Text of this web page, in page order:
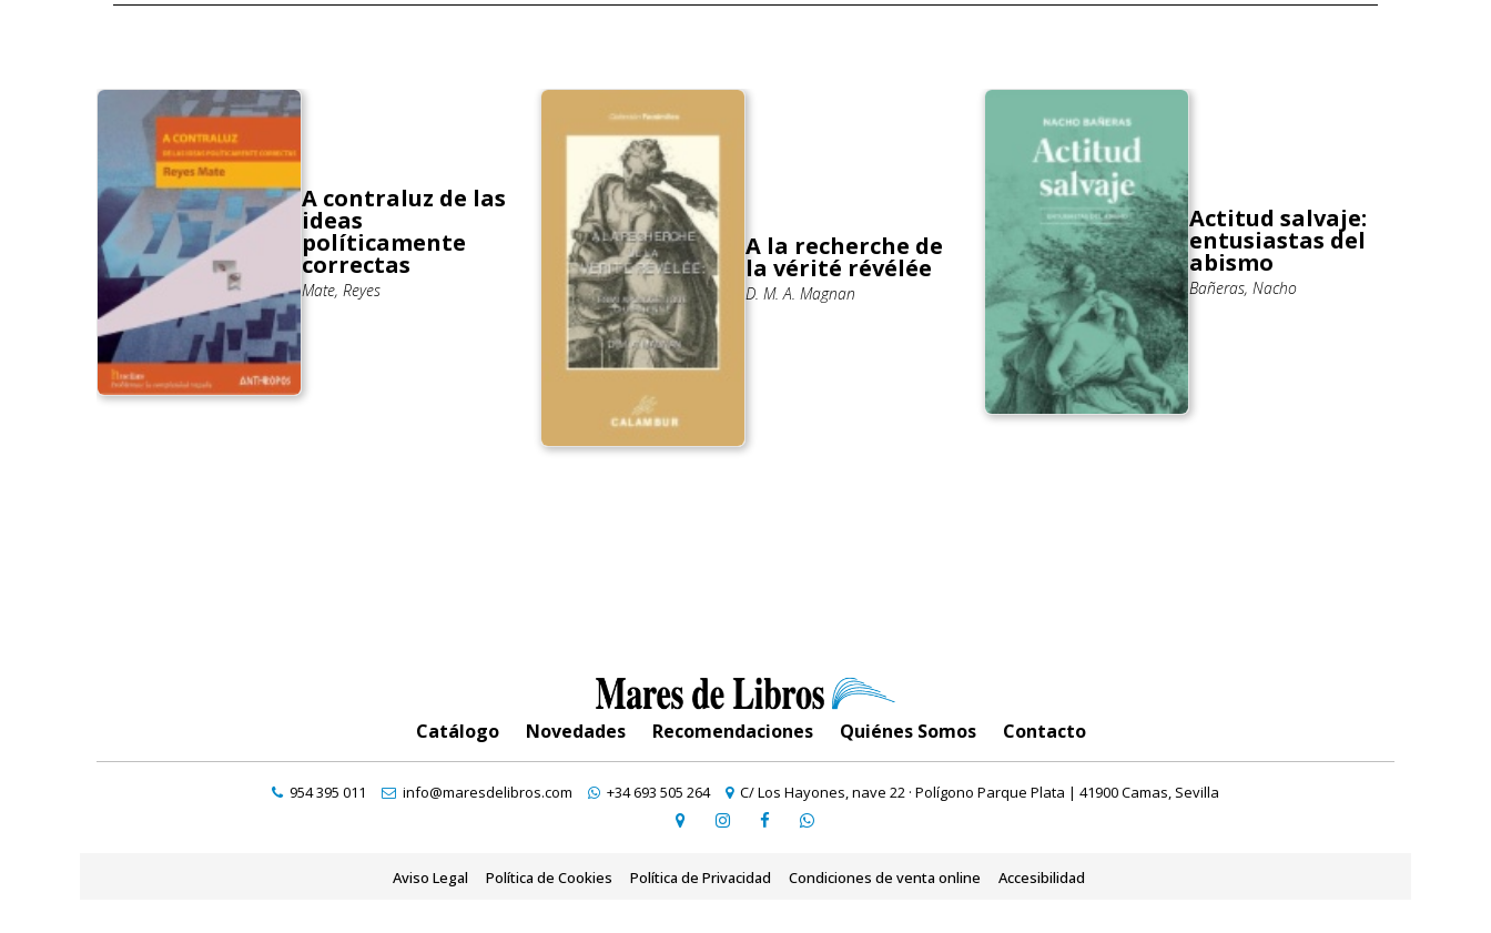
A contraluz de las
ideas
políticamente
correctas
Mate, Reyes
A la recherche de
la vérité révélée
D. M. A. Magnan
Actitud salvaje:
entusiastas del
abismo
Bañeras, Nacho
Catálogo Novedades Recomendaciones Quiénes Somos Contacto
954 395 011 info@maresdelibros.com +34 693 505 264 C/ Los Hayones, nave 22 · Polígono Parque Plata | 41900 Camas, Sevilla
Aviso Legal Política de Cookies Política de Privacidad Condiciones de venta online Accesibilidad